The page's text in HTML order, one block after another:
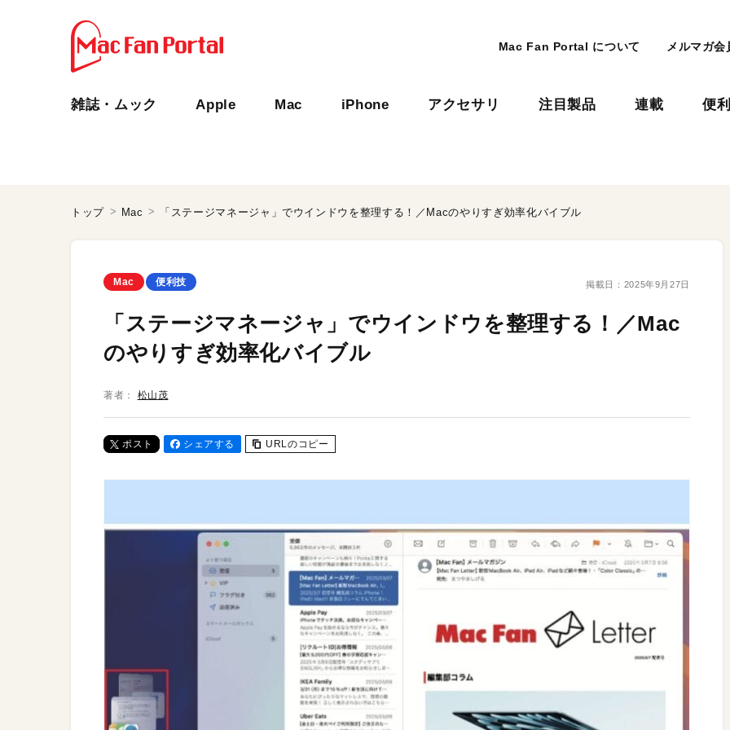
Mac Fan Portal について メルマガ会
雑誌・ムック Apple Mac iPhone アクセサリ 注目製品 連載 便
トップ Mac 「ステージマネージャ」でウインドウを整理する！／Macのやりすぎ効率化バイブル
Mac 便利技 掲載日： 2025年9月27日
「ステージマネージャ」でウインドウを整理する！／Mac
のやりすぎ効率化バイブル
著者： 松山茂
ポスト シェアする URLのコピー